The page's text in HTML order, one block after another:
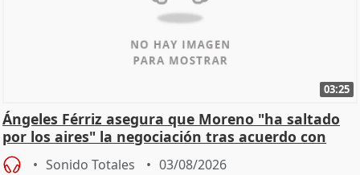
03:25
Ángeles Férriz asegura que Moreno "ha saltado
por los aires" la negociación tras acuerdo con
SMA
Sonido Totales 03/08/2026